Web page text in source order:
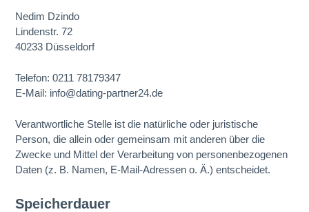
Nedim Dzindo
Lindenstr. 72
40233 Düsseldorf
Telefon: 0211 78179347
E-Mail: info@dating-partner24.de
Verantwortliche Stelle ist die natürliche oder juristische
Person, die allein oder gemeinsam mit anderen über die
Zwecke und Mittel der Verarbeitung von personenbezogenen
Daten (z. B. Namen, E-Mail-Adressen o. Ä.) entscheidet.
Speicherdauer